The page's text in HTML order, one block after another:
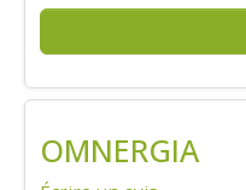
OMNERGIA